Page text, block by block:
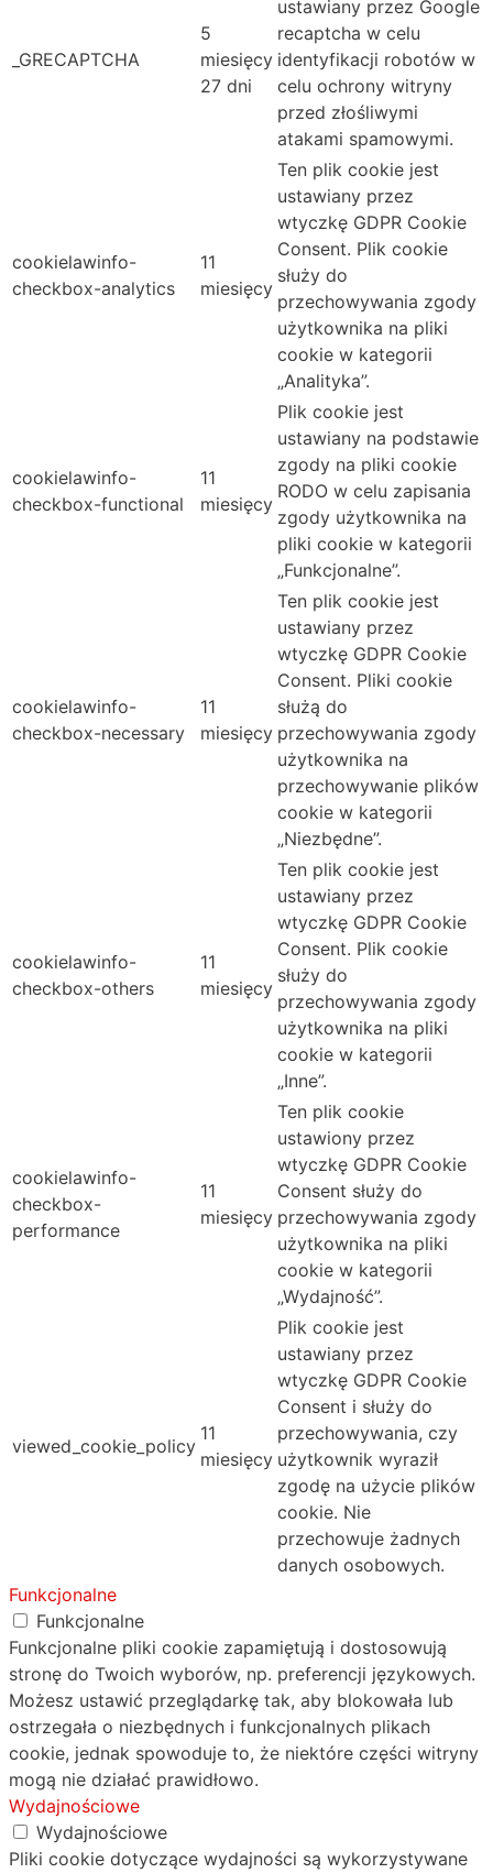
_GRECAPTCHA
5
miesięcy
27 dni
ustawiany przez Google
recaptcha w celu
identyfikacji robotów w
celu ochrony witryny
przed złośliwymi
atakami spamowymi.
cookielawinfo-
checkbox-analytics
11
miesięcy
Ten plik cookie jest
ustawiany przez
wtyczkę GDPR Cookie
Consent. Plik cookie
służy do
przechowywania zgody
użytkownika na pliki
cookie w kategorii
„Analityka”.
cookielawinfo-
checkbox-functional
11
miesięcy
Plik cookie jest
ustawiany na podstawie
zgody na pliki cookie
RODO w celu zapisania
zgody użytkownika na
pliki cookie w kategorii
„Funkcjonalne”.
cookielawinfo-
checkbox-necessary
11
miesięcy
Ten plik cookie jest
ustawiany przez
wtyczkę GDPR Cookie
Consent. Pliki cookie
służą do
przechowywania zgody
użytkownika na
przechowywanie plików
cookie w kategorii
„Niezbędne”.
cookielawinfo-
checkbox-others
11
miesięcy
Ten plik cookie jest
ustawiany przez
wtyczkę GDPR Cookie
Consent. Plik cookie
służy do
przechowywania zgody
użytkownika na pliki
cookie w kategorii
„Inne”.
cookielawinfo-
checkbox-
performance
11
miesięcy
Ten plik cookie
ustawiony przez
wtyczkę GDPR Cookie
Consent służy do
przechowywania zgody
użytkownika na pliki
cookie w kategorii
„Wydajność”.
viewed_cookie_policy
11
miesięcy
Plik cookie jest
ustawiany przez
wtyczkę GDPR Cookie
Consent i służy do
przechowywania, czy
użytkownik wyraził
zgodę na użycie plików
cookie. Nie
przechowuje żadnych
danych osobowych.
Funkcjonalne
Funkcjonalne
Funkcjonalne pliki cookie zapamiętują i dostosowują
stronę do Twoich wyborów, np. preferencji językowych.
Możesz ustawić przeglądarkę tak, aby blokowała lub
ostrzegała o niezbędnych i funkcjonalnych plikach
cookie, jednak spowoduje to, że niektóre części witryny
mogą nie działać prawidłowo.
Wydajnościowe
Wydajnościowe
Pliki cookie dotyczące wydajności są wykorzystywane